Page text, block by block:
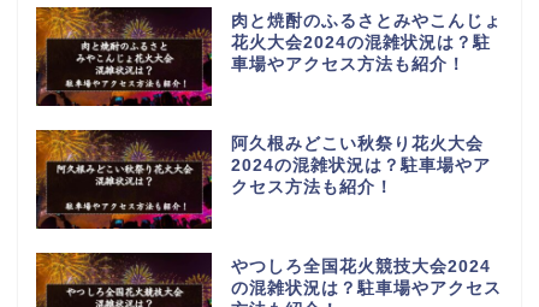
肉と焼酎のふるさとみやこんじょ
花火大会2024の混雑状況は？駐
車場やアクセス方法も紹介！
阿久根みどこい秋祭り花火大会
2024の混雑状況は？駐車場やア
クセス方法も紹介！
やつしろ全国花火競技大会2024
の混雑状況は？駐車場やアクセス